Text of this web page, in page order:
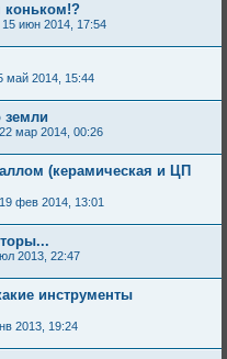
коньком!?
15 июн 2014, 17:54
май 2014, 15:44
земли
22 мар 2014, 00:26
(керамическая и ЦП
19 фев 2014, 13:01
2013, 22:47
инструменты
2013, 19:24